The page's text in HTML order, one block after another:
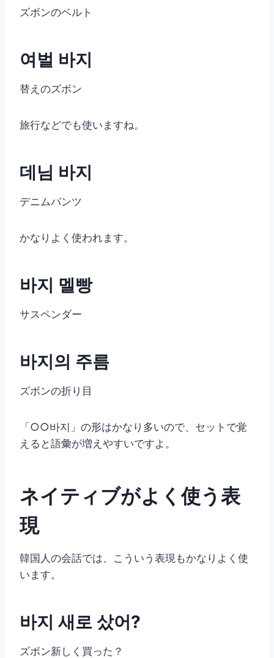
ズボンのベルト
여벌 바지
替えのズボン
旅行などでも使いますね。
데님 바지
デニムパンツ
かなりよく使われます。
바지 멜빵
サスペンダー
바지의 주름
ズボンの折り目
「○○바지」の形はかなり多いので、セットで覚
えると語彙が増えやすいですよ。
ネイティブがよく使う表
現
韓国人の会話では、こういう表現もかなりよく使
います。
바지 새로 샀어?
ズボン新しく買った？